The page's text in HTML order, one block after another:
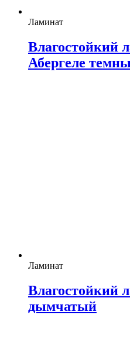
Ламинат
Влагостойкий
Абергеле
Ламинат
Влагостойкий
дымчатый